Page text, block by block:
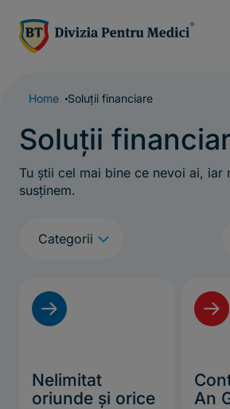
Home Soluții financiare
Soluții
Tu știi cel mai bine ce nevoi ai, iar
susținem.
Categorii q
f
Nelimitat
oriunde și orice
f
An